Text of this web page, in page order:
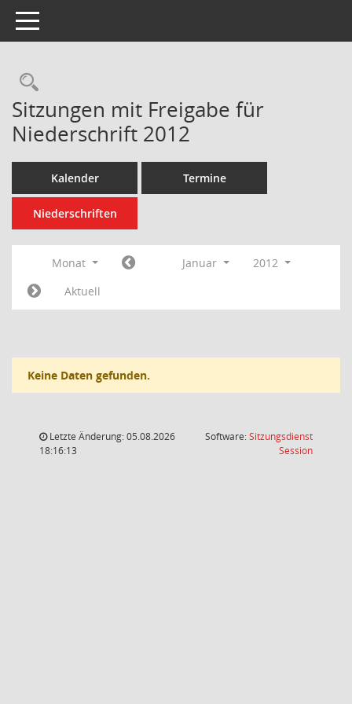
Toggle navigation
Rechercheauswahl
Sitzungen mit Freigabe für
Niederschrift 2012
Kalender Termine
Niederschriften
Monat Januar
2012
Aktuell
Keine Daten gefunden.
Letzte Änderung: 05.08.2026
18:16:13
Software:Sitzungsdienst
Session(Wird in